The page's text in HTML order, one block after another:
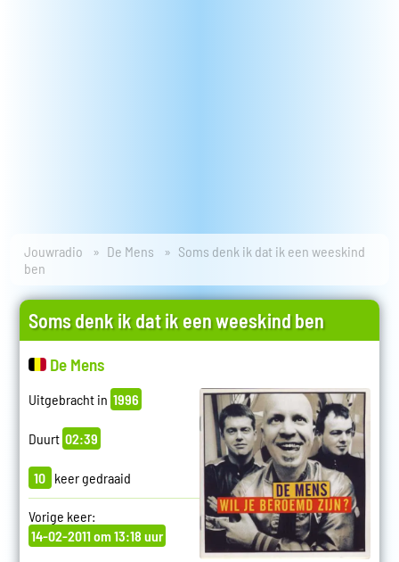
Jouwradio De Mens
Soms denk ik dat ik een weeskind
ben
Soms denk ik dat ik een weeskind ben
De Mens
Uitgebracht in 1996
Duurt 02:39
10 keer gedraaid
Vorige keer:
14-02-2011 om 13:18 uur